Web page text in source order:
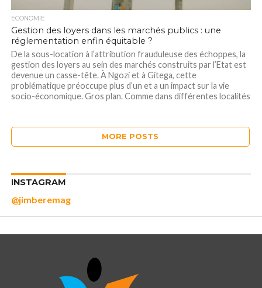
ECONOMIE
Gestion des loyers dans les marchés publics : une
réglementation enfin équitable ?
De la sous-location à l’attribution frauduleuse des échoppes, la
gestion des loyers au sein des marchés construits par l’Etat est
devenue un casse-tête. À Ngozi et à Gitega, cette
problématique préoccupe plus d’un et a un impact sur la vie
socio-économique. Gros plan. Comme dans différentes localités
MORE POSTS
INSTAGRAM
@jimberemag